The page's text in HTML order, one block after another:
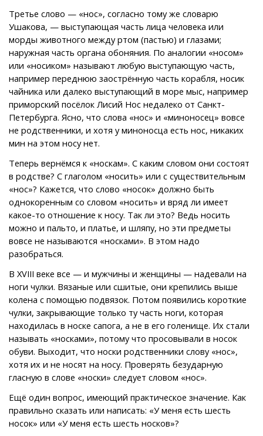
Третье слово — «нос», согласно тому же словарю
Ушакова, — выступающая часть лица человека или
морды животного между ртом (пастью) и глазами;
наружная часть органа обоняния. По аналогии «носом»
или «носиком» называют любую выступающую часть,
например переднюю заострённую часть корабля, носик
чайника или далеко выступающий в море мыс, например
приморский посёлок Лисий Нос недалеко от Санкт-
Петербурга. Ясно, что слова «нос» и «миноносец» вовсе
не родственники, и хотя у миноносца есть нос, никаких
мин на этом носу нет.
Теперь вернёмся к «носкам». С каким словом они состоят
в родстве? С глаголом «носить» или с существительным
«нос»? Кажется, что слово «носок» должно быть
однокоренным со словом «носить» и вряд ли имеет
какое-то отношение к носу. Так ли это? Ведь носить
можно и пальто, и платье, и шляпу, но эти предметы
вовсе не называются «носками». В этом надо
разобраться.
В XVIII веке все — и мужчины и женщины — надевали на
ноги чулки. Вязаные или сшитые, они крепились выше
колена с помощью подвязок. Потом появились короткие
чулки, закрывающие только ту часть ноги, которая
находилась в носке сапога, а не в его голенище. Их стали
называть «носками», потому что просовывали в носок
обуви. Выходит, что носки родственники слову «нос»,
хотя их и не носят на носу. Проверять безударную
гласную в слове «носки» следует словом «нос».
Ещё один вопрос, имеющий практическое значение. Как
правильно сказать или написать: «У меня есть шесть
носок» или «У меня есть шесть носков»?